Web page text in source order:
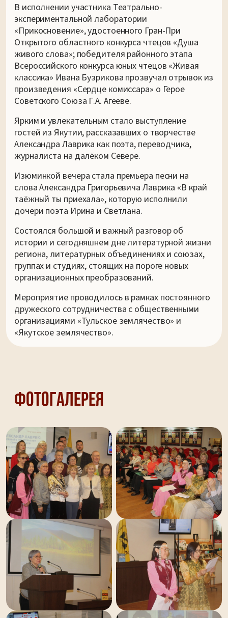
В исполнении участника Театрально-
экспериментальной лаборатории
«Прикосновение», удостоенного Гран-При
Открытого областного конкурса чтецов «Душа
живого слова»; победителя районного этапа
Всероссийского конкурса юных чтецов «Живая
классика» Ивана Бузрикова прозвучал отрывок из
произведения «Сердце комиссара» о Герое
Советского Союза Г.А. Агееве.
Ярким и увлекательным стало выступление
гостей из Якутии, рассказавших о творчестве
Александра Лаврика как поэта, переводчика,
журналиста на далёком Севере.
Изюминкой вечера стала премьера песни на
слова Александра Григорьевича Лаврика «В край
таёжный ты приехала», которую исполнили
дочери поэта Ирина и Светлана.
Состоялся большой и важный разговор об
истории и сегодняшнем дне литературной жизни
региона, литературных объединениях и союзах,
группах и студиях, стоящих на пороге новых
организационных преобразований.
Мероприятие проводилось в рамках постоянного
дружеского сотрудничества с общественными
организациями «Тульское землячество» и
«Якутское землячество».
Фотогалерея